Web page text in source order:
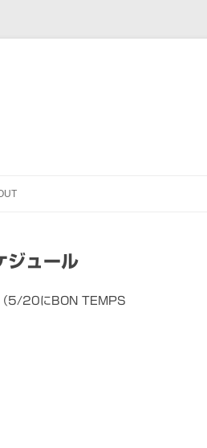
＜Masafumi
ュール
（5/20にBON TEMPS